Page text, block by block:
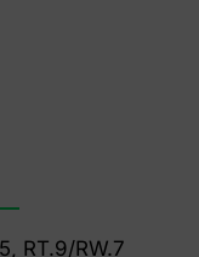
RT.9/RW.7